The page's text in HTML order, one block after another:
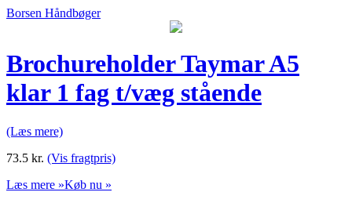
Borsen Håndbøger
Brochureholder Taymar A5
klar 1 fag t/væg stående
(Læs mere)
73.5 kr. (Vis fragtpris)
Læs mere »Køb nu »